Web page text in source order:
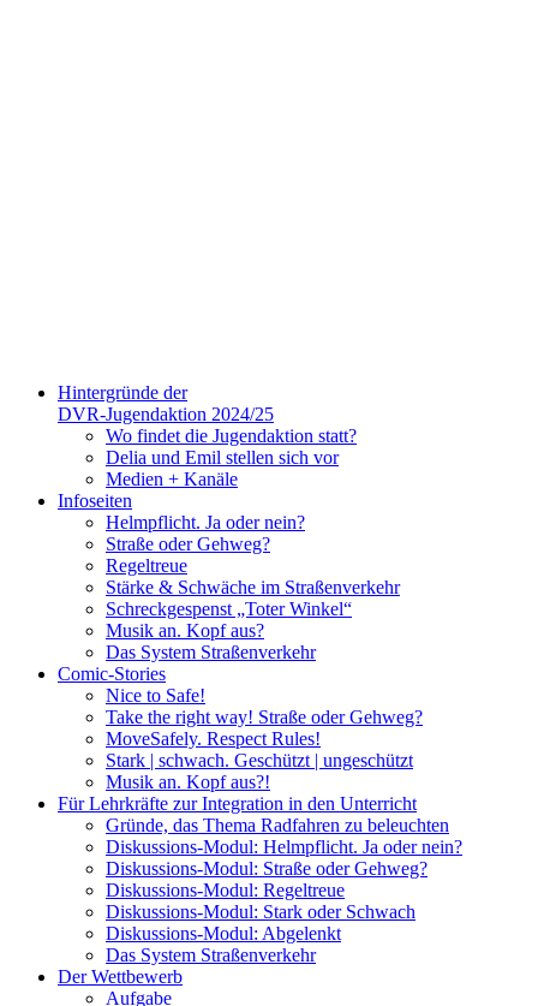
Hintergründe der
DVR-Jugendaktion 2024/25
Wo findet die Jugendaktion statt?
Delia und Emil stellen sich vor
Medien + Kanäle
Infoseiten
Helmpflicht. Ja oder nein?
Straße oder Gehweg?
Regeltreue
Stärke & Schwäche im Straßenverkehr
Schreckgespenst „Toter Winkel“
Musik an. Kopf aus?
Das System Straßenverkehr
Comic-Stories
Nice to Safe!
Take the right way! Straße oder Gehweg?
MoveSafely. Respect Rules!
Stark | schwach. Geschützt | ungeschützt
Musik an. Kopf aus?!
Für Lehrkräfte zur Integration in den Unterricht
Gründe, das Thema Radfahren zu beleuchten
Diskussions-Modul: Helmpflicht. Ja oder nein?
Diskussions-Modul: Straße oder Gehweg?
Diskussions-Modul: Regeltreue
Diskussions-Modul: Stark oder Schwach
Diskussions-Modul: Abgelenkt
Das System Straßenverkehr
Der Wettbewerb
Aufgabe